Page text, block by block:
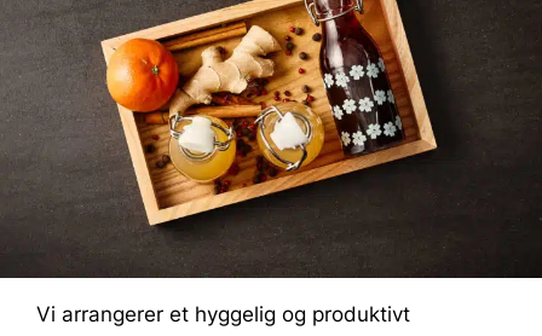
Vi arrangerer et hyggelig og produktivt